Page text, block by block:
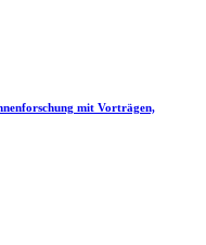
mit Vorträgen,